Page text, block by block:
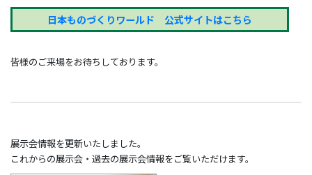
日本ものづくりワールド 公式サイトはこちら
皆様のご来場をお待ちしております。
展示会情報を更新いたしました。
これからの展示会・過去の展示会情報をご覧いただけます。